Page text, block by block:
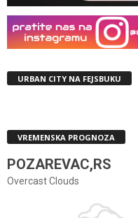
URBAN CITY NA FEJSBUKU
VREMENSKA PROGNOZA
POZAREVAC,RS
Overcast Clouds